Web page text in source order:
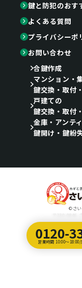
0120-
営業時間 10:00～
鍵と防犯のおす
よくある質問
プライバシーポ
お問い合わせ
合鍵作成
マンション・
鍵交換・取付
戸建ての
鍵交換・取付
金庫・アンテ
鍵開け・鍵紛
カギと
©さい
〒330-0846
埼玉のホームペー